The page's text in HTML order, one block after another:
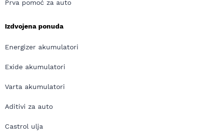
Prva pomoć za auto
Izdvojena ponuda
Energizer akumulatori
Exide akumulatori
Varta akumulatori
Aditivi za auto
Castrol ulja